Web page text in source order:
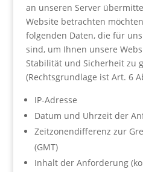
an unseren Server
Website betrachten
folgenden Daten, die für
sind, um Ihnen unsere
Stabilität und Sicherheit zu
(Rechtsgrundlage ist Art. 6
IP-Adresse
Datum und Uhrzeit der
Zeitzonendifferenz zur
(GMT)
Inhalt der Anforderung